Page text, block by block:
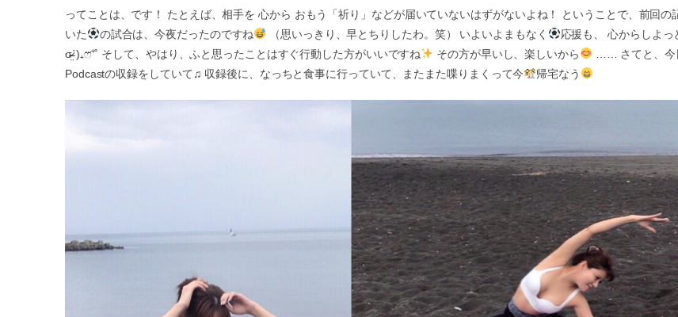
ってことは、です！ たとえば、相手を 心から おもう「祈り」などが届いていないはずがないよね！ ということで、前回の
いた
の試合は、今夜だったのですね （思いっきり、早とちりしたわ。笑） いよいよまもなく 応援も、 心からしよっ
σ̴̶̷̤ˋ)₊ෆ⃛⁺˚ そして、やはり、ふと思ったことはすぐ行動した方がいいですね
その方が早いし、楽しいから
…… さてと、今
Podcastの収録をしていて♫ 収録後に、なっちと食事に行っていて、またまた喋りまくって今
帰宅なう